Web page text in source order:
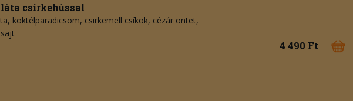
csirkehússal
koktélparadicsom, csirkemell csíkok, cézár öntet,
4 490 Ft